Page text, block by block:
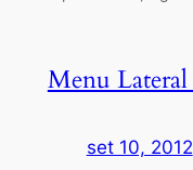
Menu
set 10, 2012